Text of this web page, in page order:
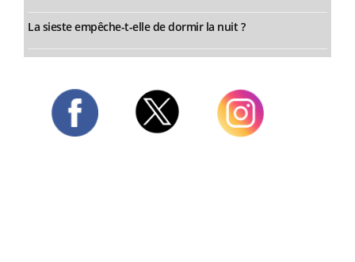
La sieste empêche-t-elle de dormir la nuit ?